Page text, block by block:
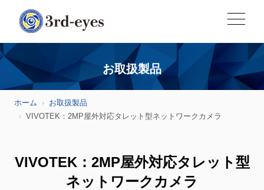
お取扱製品
ホーム
お取扱製品
VIVOTEK：2MP屋外対応タレット型ネットワークカメラ
VIVOTEK：2MP屋外対応タレット型
ネットワークカメラ